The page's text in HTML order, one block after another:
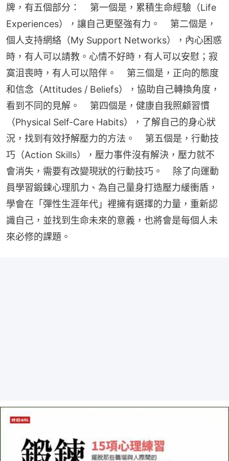
牌，有五個部分：    第一個是，累積生命經驗（Life
Experiences），讓自己更堅強有力。    第二個是，
個人支持網絡（My Support Networks），內心困惑
時，有人可以請教。心情不好時，有人可以安慰；寂
寞沮喪時，有人可以陪伴。    第三個是，正向的態度
和信念（Attitudes / Beliefs），協助自己轉換角度，
看到不同的見解。    第四個是，健康自我照顧習慣
（Physical Self-Care Habits），了解自己的身心狀
況，找到有效抒解壓力的方法。    第五個是，行動技
巧（Action Skills），壓力事件沒有解決，壓力就不
會消失，需要有改變現狀的行動技巧。    除了向運動
員學習鍛鍊心理肌力、為自己量身打造壓力緩衝盾，
學會在「彈性生涯年代」裡擁有選擇的力量，重新認
識自己，並找到生命未來的意義，也將會是每個人未
來必修的課題。